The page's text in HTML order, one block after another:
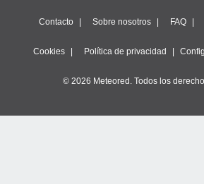
Contacto Sobre nosotros FAQ
Cookies Política de privacidad
© 2026 Meteored. Todos los